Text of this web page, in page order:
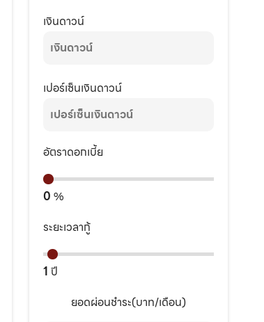
เงินดาวน์
เปอร์เซ็นเงินดาวน์
อัตราดอกเบี้ย
0 %
ระยะเวลากู้
1 ปี
ยอดผ่อนชำระ(บาท/เดือน)